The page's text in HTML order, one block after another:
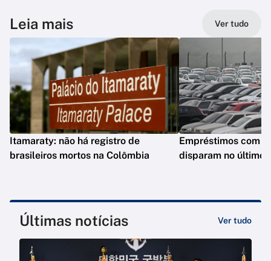
Leia mais Ver tudo
Itamaraty: não há registro de
brasileiros mortos na Colômbia
Empréstimos com
disparam no último
Últimas notícias Ver tudo